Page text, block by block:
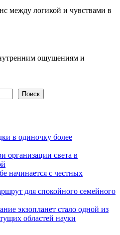
между логикой и чувствами в
ощущениям и
Поиск
в одиночку более
организации света в
начинается с честных
для спокойного семейного
экзопланет стало одной из
областей науки